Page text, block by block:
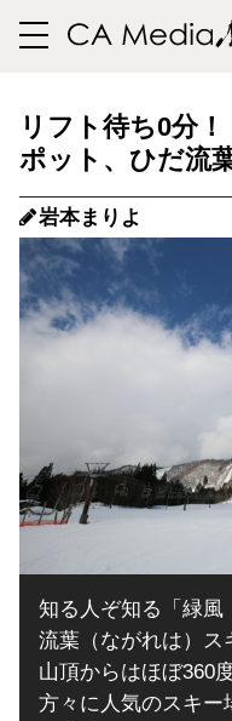
toggle
リフト待ち0分
ポット、ひだ流
岩本まりよ
知る人ぞ知る「緑風
流葉（ながれは）ス
山頂からはほぼ360
方々に人気のスキー